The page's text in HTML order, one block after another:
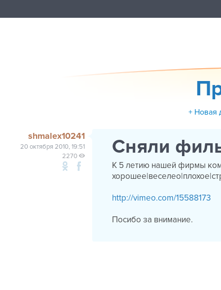
+ Новая
shmalex10241
20 октября 2010, 19:51
2270
Сняли
К 5 летию нашей фирмы
http://vimeo.com/15588173
Посибо за внимание.